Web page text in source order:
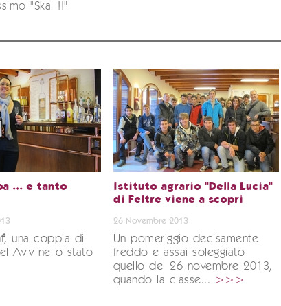
"Skal !!"
... e tanto
, una coppia di
Aviv nello stato
Istituto agrario "Della Lucia"
di Feltre viene a scopri
26 Novembre 2013
Un pomeriggio decisamente
freddo e assai soleggiato
quello del 26 novembre 2013,
quando la classe... >>>